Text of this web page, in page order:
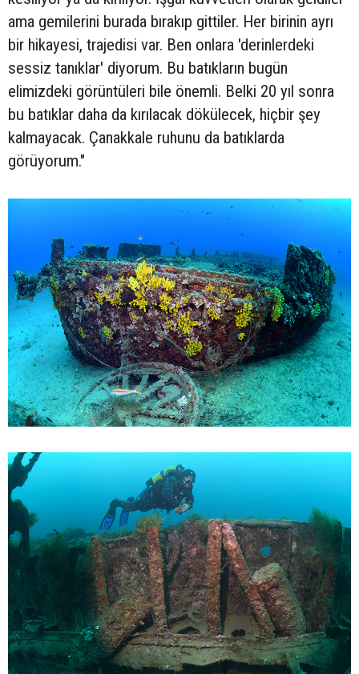
ama gemilerini burada bırakıp gittiler. Her birinin ayrı
bir hikayesi, trajedisi var. Ben onlara 'derinlerdeki
sessiz tanıklar' diyorum. Bu batıkların bugün
elimizdeki görüntüleri bile önemli. Belki 20 yıl sonra
bu batıklar daha da kırılacak dökülecek, hiçbir şey
kalmayacak. Çanakkale ruhunu da batıklarda
görüyorum."